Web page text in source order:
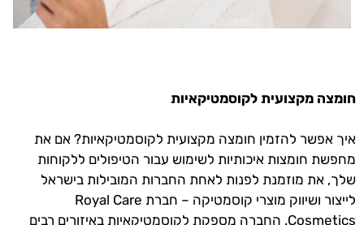
חומצה מקצועית לקוסמטיקאיות
איך אפשר להזמין חומצה מקצועית לקוסמטיקאיות? אם את
מחפשת חומצות איכותיות לשימוש עבור הטיפולים ללקוחות
שלך, את מוזמנת לפנות לאחת החברות המובילות בישראל
לייצור ושיווק מוצרי קוסמטיקה – חברת Royal Care
Cosmetics. החברה מספקת לקוסמטיקאיות באיזורים רבים